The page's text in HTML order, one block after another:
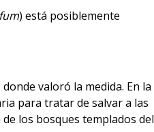
) está posiblemente
valoró la medida. En la
para tratar de salvar a las
los bosques templados del